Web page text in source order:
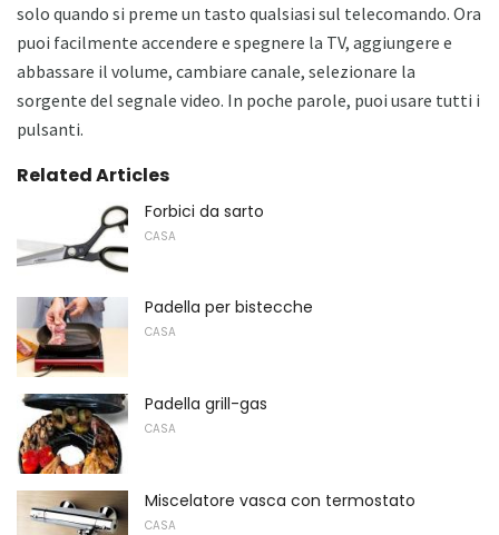
solo quando si preme un tasto qualsiasi sul telecomando. Ora
puoi facilmente accendere e spegnere la TV, aggiungere e
abbassare il volume, cambiare canale, selezionare la
sorgente del segnale video. In poche parole, puoi usare tutti i
pulsanti.
Related Articles
Forbici da sarto
CASA
Padella per bistecche
CASA
Padella grill-gas
CASA
Miscelatore vasca con termostato
CASA